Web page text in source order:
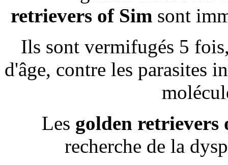
retrievers of Sim sont
Ils sont vermifugés 5
d'âge, contre les parasites
Les golden retrievers
recherche de la